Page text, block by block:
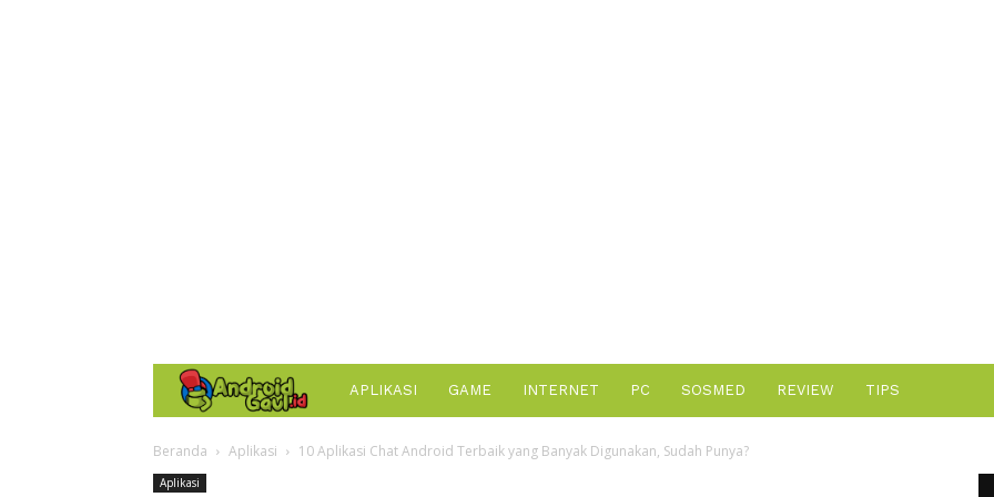
AndroidGaul.id
APLIKASI GAME INTERNET PC SOSMED REVIEW TIPS
Beranda Aplikasi 10 Aplikasi Chat Android Terbaik yang Banyak Digunakan, Sudah Punya?
Aplikasi